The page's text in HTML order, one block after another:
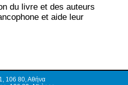
du livre et des auteurs
et aide leur
106 80, Αθήνα